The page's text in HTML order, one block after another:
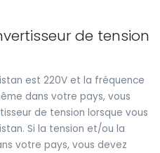
de tension
est 220V et la fréquence
dans votre pays, vous
de tension lorsque vous
Si la tension et/ou la
votre pays, vous devez